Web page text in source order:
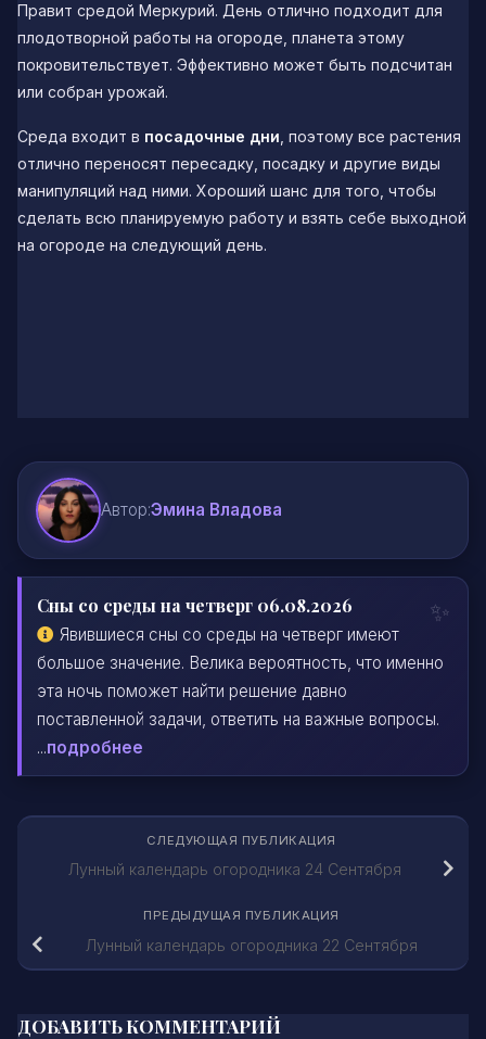
Правит средой Меркурий. День отлично подходит для
плодотворной работы на огороде, планета этому
покровительствует. Эффективно может быть подсчитан
или собран урожай.
Среда входит в посадочные дни , поэтому все растения
отлично переносят пересадку, посадку и другие виды
манипуляций над ними. Хороший шанс для того, чтобы
сделать всю планируемую работу и взять себе выходной
на огороде на следующий день.
Автор:Эмина Владова
Сны со среды на четверг 06.08.2026
Явившиеся сны со среды на четверг имеют
большое значение. Велика вероятность, что именно
эта ночь поможет найти решение давно
поставленной задачи, ответить на важные вопросы.
...подробнее
СЛЕДУЮЩАЯ ПУБЛИКАЦИЯ
Лунный календарь огородника 24 Сентября
ПРЕДЫДУЩАЯ ПУБЛИКАЦИЯ
Лунный календарь огородника 22 Сентября
ДОБАВИТЬ КОММЕНТАРИЙ